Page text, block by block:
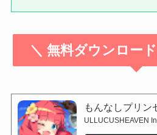
＼ 無料ダウンロー
もんなしプリン
ULLUCUSHEAVEN